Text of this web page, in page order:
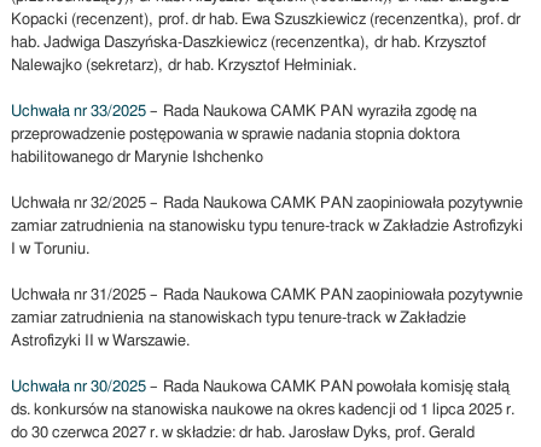
Kopacki (recenzent), prof. dr hab. Ewa Szuszkiewicz (recenzentka), prof. dr
hab. Jadwiga Daszyńska-Daszkiewicz (recenzentka), dr hab. Krzysztof
Nalewajko (sekretarz), dr hab. Krzysztof Hełminiak.
Uchwała nr 33/2025– Rada Naukowa CAMK PAN wyraziła zgodę na
przeprowadzenie postępowania w sprawie nadania stopnia doktora
habilitowanego dr Marynie Ishchenko
Uchwała nr 32/2025 – Rada Naukowa CAMK PAN zaopiniowała pozytywnie
zamiar zatrudnienia na stanowisku typu tenure-track w Zakładzie Astrofizyki
I w Toruniu.
Uchwała nr 31/2025 – Rada Naukowa CAMK PAN zaopiniowała pozytywnie
zamiar zatrudnienia na stanowiskach typu tenure-track w Zakładzie
Astrofizyki II w Warszawie.
Uchwała nr 30/2025– Rada Naukowa CAMK PAN powołała komisję stałą
ds. konkursów na stanowiska naukowe na okres kadencji od 1 lipca 2025 r.
do 30 czerwca 2027 r. w składzie: dr hab. Jarosław Dyks, prof. Gerald